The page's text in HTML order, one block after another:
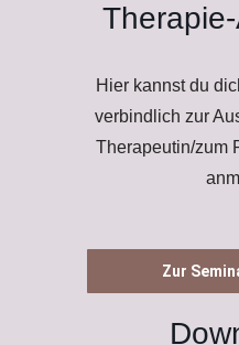
Hier kannst du
verbindlich zur
Therapeutin/zum
Zur